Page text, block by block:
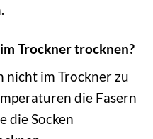
Trockner trocknen?
nicht im Trockner zu
die Fasern
die Socken